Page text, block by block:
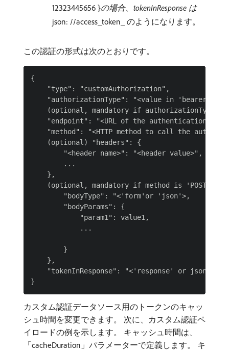
12323445656 }の場合、tokenInResponse は
json: //access_token_ のようになります。
この認証の形式は次のとおりです。
{
    "type": "customAuthorization",
"authorizationType": "<value in 'bearer',
(optional, mandatory if authorizationType
"endpoint": "<URL of the authentication
"method": "<HTTP method to call the
    (optional) "headers": {
        "<header name>": "<header value>",
        ...
    },
(optional, mandatory if method is 'POST')
        "bodyType": "<'form'or 'json'>,
        "bodyParams": {
            "param1": value1,
            ...
        }
    },
"tokenInResponse": "<'response' or json
カスタム認証データソース用のトークンのキャッ
シュ時間を変更できます。 次に、カスタム認証ペ
イロードの例を示します。 キャッシュ時間は、
「cacheDuration」パラメーターで定義します。 キ